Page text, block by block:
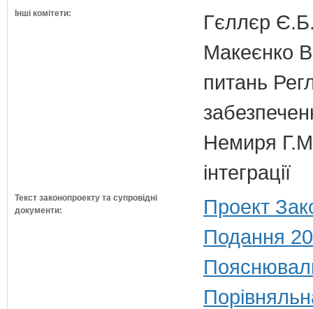
Інші комітети:
Гєллєр
Макеєнко
питань
Немиря
інтеграції
Текст законопроекту та супровідні
документи:
Проект
Подання